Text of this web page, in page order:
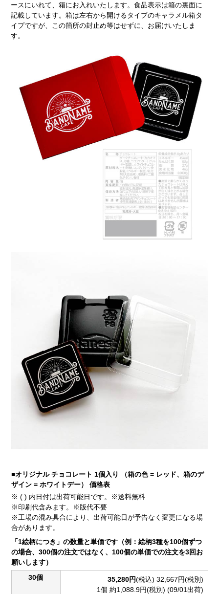
ースにいれて、箱にお入れいたします。食品表示は箱の裏面に
記載しています。箱は左右から開けるタイプのキャラメル箱タ
イプですが、この箇所の封止め等はせずに、お届けいたしま
す。
■オリジナル チョコレート 1個入り （箱の色 = レッド、箱のデ
ザイン = ホワイトデー） 価格表
※ ( ) 内日付は出荷可能日です。※送料無料
※印刷代含みます。※版代不要
※工場の混み具合により、出荷可能日が予告なく変更になる場
合があります。
「1絵柄につき」の数量と単価です（例：絵柄3種を100個ずつ
の場合、300個の注文ではなく、100個の単価での注文を3回お
願いします）
30個
35,280円(税込) 32,667円(税別)
1個 約1,088.9円(税別) (09/01出荷)